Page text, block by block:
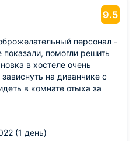
9.5
персонал -
помогли решить
в хостеле очень
на диванчике с
в комнате отыха за
Планируем в
(1 день)